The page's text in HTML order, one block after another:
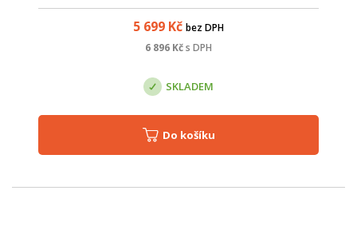
5 699 Kč bez DPH
6 896 Kčs DPH
SKLADEM
Do košíku